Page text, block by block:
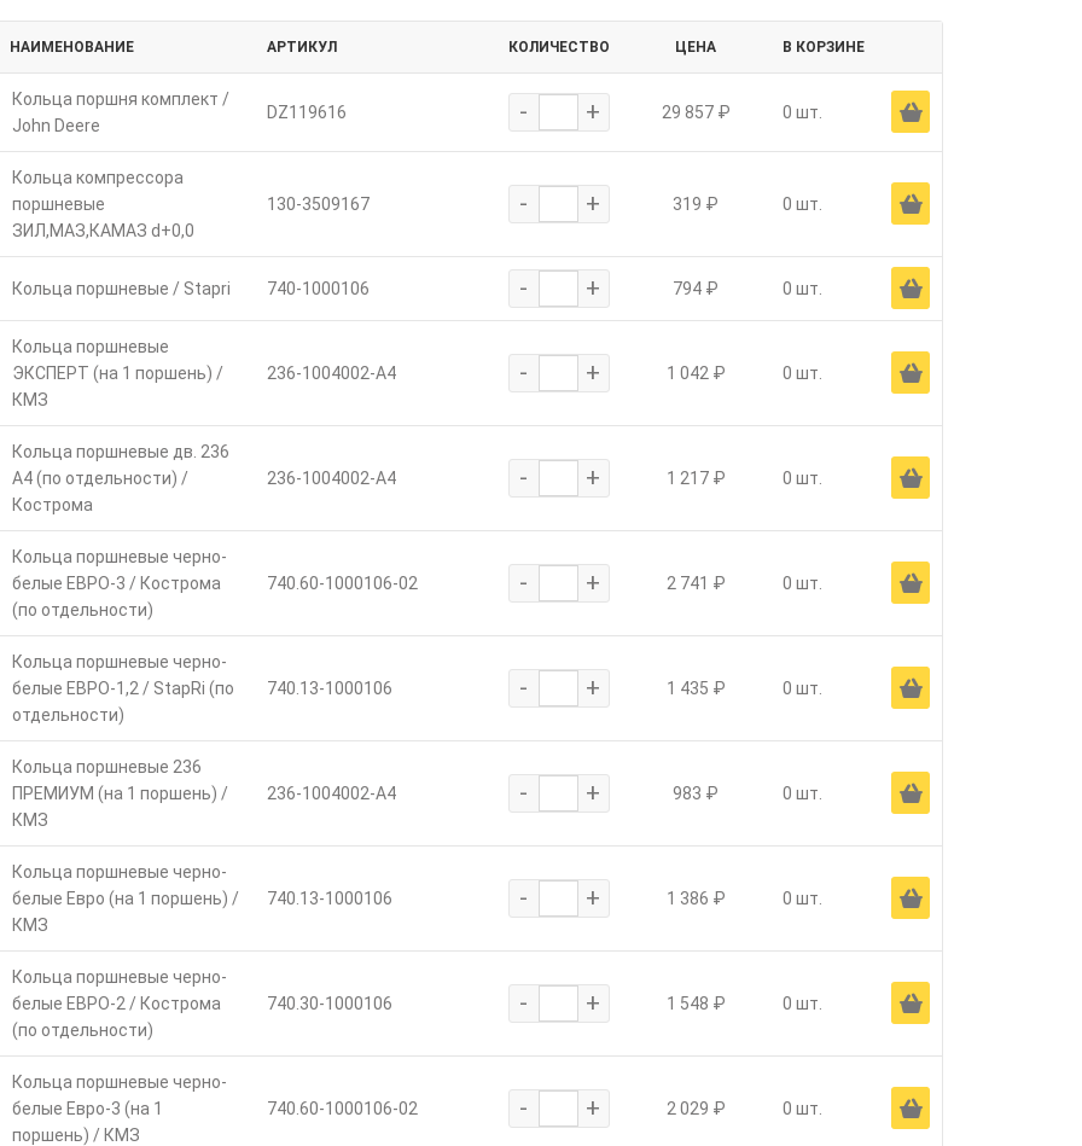
НАИМЕНОВАНИЕ АРТИКУЛ КОЛИЧЕСТВО ЦЕНА В КОРЗИНЕ
Кольца поршня комплект /
John Deere
DZ119616 - + 29 857 ₽ 0 шт. Ä
Кольца компрессора
поршневые
ЗИЛ,МАЗ,КАМАЗ d+0,0
130-3509167 - + 319 ₽ 0 шт. Ä
Кольца поршневые / Stapri 740-1000106 - + 794 ₽ 0 шт. Ä
Кольца поршневые
ЭКСПЕРТ (на 1 поршень) /
КМЗ
236-1004002-А4 - + 1 042 ₽ 0 шт. Ä
Кольца поршневые дв. 236
А4 (по отдельности) /
Кострома
236-1004002-А4 - + 1 217 ₽ 0 шт. Ä
Кольца поршневые черно-
белые ЕВРО-3 / Кострома
(по отдельности)
740.60-1000106-02 - + 2 741 ₽ 0 шт. Ä
Кольца поршневые черно-
белые ЕВРО-1,2 / StapRi (по
отдельности)
740.13-1000106 - + 1 435 ₽ 0 шт. Ä
Кольца поршневые 236
ПРЕМИУМ (на 1 поршень) /
КМЗ
236-1004002-А4 - + 983 ₽ 0 шт. Ä
Кольца поршневые черно-
белые Евро (на 1 поршень) /
КМЗ
740.13-1000106 - + 1 386 ₽ 0 шт. Ä
Кольца поршневые черно-
белые ЕВРО-2 / Кострома
(по отдельности)
740.30-1000106 - + 1 548 ₽ 0 шт. Ä
Кольца поршневые черно-
белые Евро-3 (на 1
поршень) / КМЗ
740.60-1000106-02 - + 2 029 ₽ 0 шт. Ä